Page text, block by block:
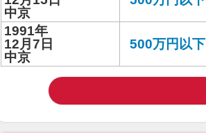
中京
1991年
12月7日
中京
500万円以下